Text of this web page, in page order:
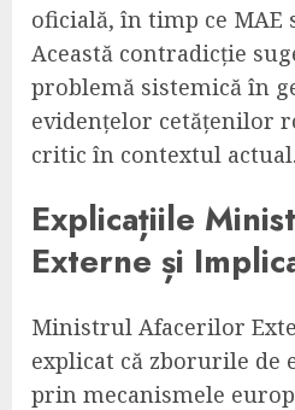
oficială, în timp ce
Această contradicție
problemă sistemică în
evidențelor cetățenilor
critic în contextul actual.
Explicațiile
Externe și
Ministrul Afacerilor
explicat că zborurile de
prin mecanismele